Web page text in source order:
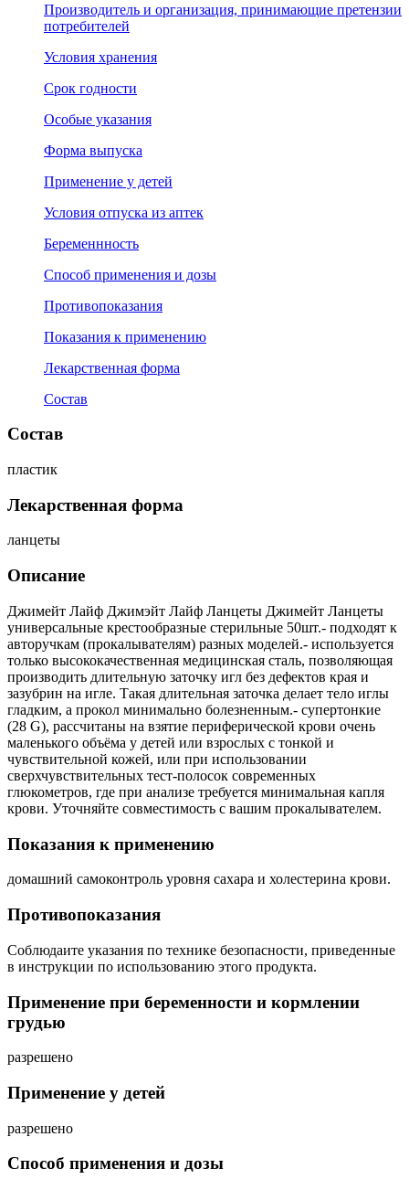
Производитель и организация, принимающие претензии
потребителей
Условия хранения
Срок годности
Особые указания
Форма выпуска
Применение у детей
Условия отпуска из аптек
Беременнность
Способ применения и дозы
Противопоказания
Показания к применению
Лекарственная форма
Состав
Состав
пластик
Лекарственная форма
ланцеты
Описание
Джимейт Лайф Джимэйт Лайф Ланцеты Джимейт Ланцеты
универсальные крестообразные стерильные 50шт.- подходят к
авторучкам (прокалывателям) разных моделей.- используется
только высококачественная медицинская сталь, позволяющая
производить длительную заточку игл без дефектов края и
зазубрин на игле. Такая длительная заточка делает тело иглы
гладким, а прокол минимально болезненным.- супертонкие
(28 G), рассчитаны на взятие периферической крови очень
маленького объёма у детей или взрослых с тонкой и
чувствительной кожей, или при использовании
сверхчувствительных тест-полосок современных
глюкометров, где при анализе требуется минимальная капля
крови. Уточняйте совместимость с вашим прокалывателем.
Показания к применению
домашний самоконтроль уровня сахара и холестерина крови.
Противопоказания
Соблюдаите указания по технике безопасности, приведенные
в инструкции по использованию этого продукта.
Применение при беременности и кормлении
грудью
разрешено
Применение у детей
разрешено
Способ применения и дозы